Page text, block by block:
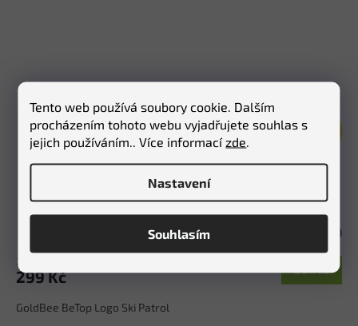
Tento web používá soubory cookie. Dalším
procházením tohoto webu vyjadřujete souhlas s
jejich používáním.. Více informacízde
Nastavení
Souhlasím
599 Kč
GoldBee BeTop Logo Ski Patrol
(2 ks)
247,11 Kč bez DPH
299 Kč DETAIL
GoldBee BeTop Logo Ski Patrol